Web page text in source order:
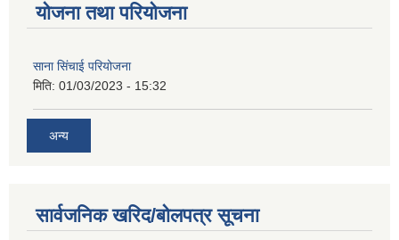
योजना तथा परियोजना
साना सिंचाई परियोजना
मिति: 01/03/2023 - 15:32
अन्य
सार्वजनिक खरिद/बोलपत्र सूचना